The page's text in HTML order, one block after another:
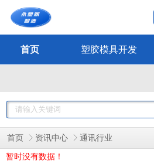
首页 塑胶模具开发
首页 资讯中心 通讯行业
暂时没有数据！